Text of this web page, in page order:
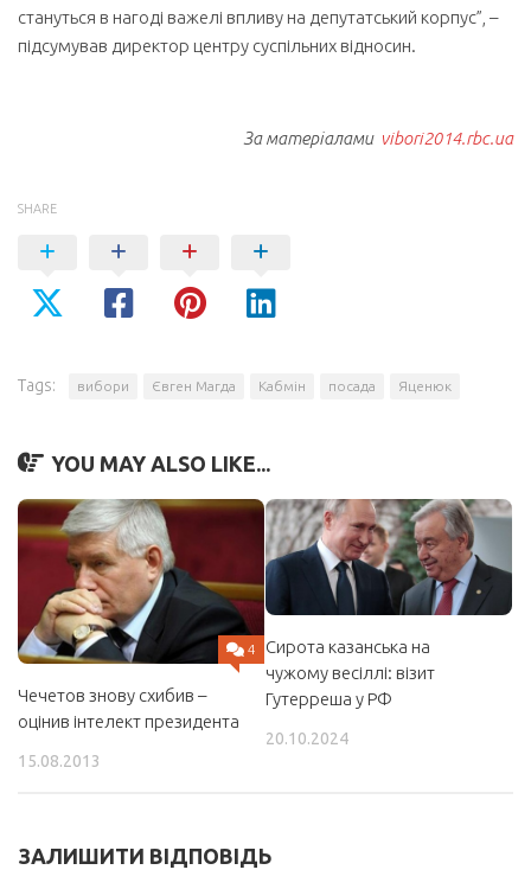
стануться в нагоді важелі впливу на депутатський корпус”, –
підсумував директор центру суспільних відносин.
За матеріалами vibori2014.rbc.ua
SHARE
Tags: вибори Євген Магда Кабмін посада Яценюк
YOU MAY ALSO LIKE...
4
Чечетов знову схибив –
оцінив інтелект президента
15.08.2013
Сирота казанська на
чужому весіллі: візит
Гутерреша у РФ
20.10.2024
ЗАЛИШИТИ ВІДПОВІДЬ